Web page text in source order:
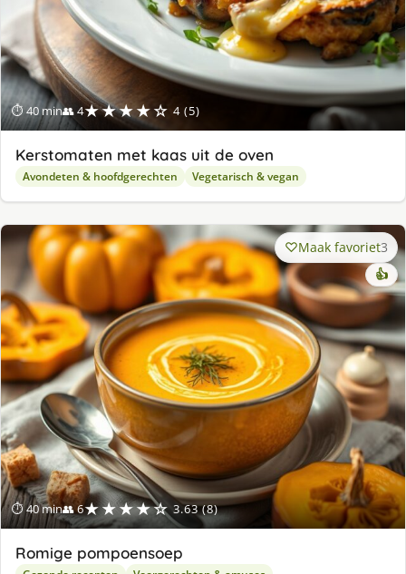
⏱ 40 min👥 4★★★★☆ 4 (5)
Kerstomaten met kaas uit de oven
Avondeten & hoofdgerechten Vegetarisch & vegan
⏱ 40 min👥 6★★★★☆ 3.63 (8)
Maak favoriet3
👍
Romige pompoensoep